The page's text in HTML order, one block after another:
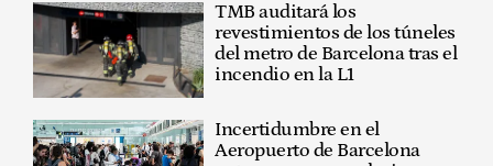
TMB auditará los
revestimientos de los túneles
del metro de Barcelona tras el
incendio en la L1
Incertidumbre en el
Aeropuerto de Barcelona